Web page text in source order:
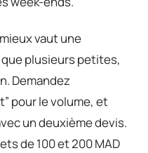
vaut une
plusieurs petites,
Demandez
pour le volume, et
un deuxième devis.
de 100 et 200 MAD